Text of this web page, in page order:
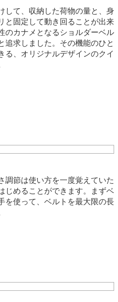
して、収納した荷物の量と、身
と固定して動き回ることが出来
のカナメとなるショルダーベル
追求しました。その機能のひと
る、オリジナルデザインのクイ
調節は使い方を一度覚えていた
じめることができます。まずベ
を使って、ベルトを最大限の長